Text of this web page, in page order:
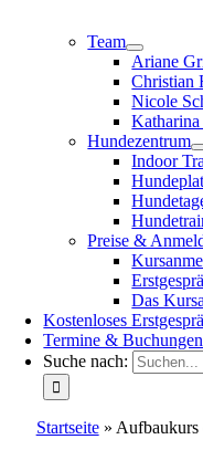
Team
Ariane
Christian
Nicole
Hundezentrum
Indoor
Preise &
Das
Kostenloses
Termine & Buchungen
Suche nach:
Startseite» Aufbaukurs